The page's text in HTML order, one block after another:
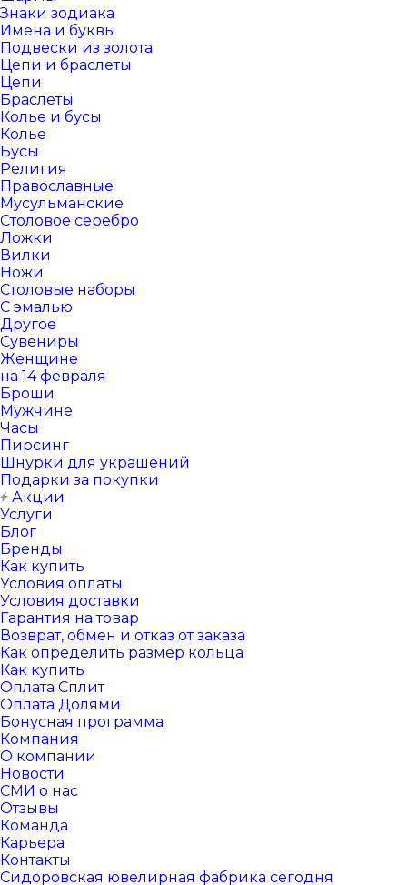
Знаки зодиака
Имена и буквы
Подвески из золота
Цепи и браслеты
Цепи
Браслеты
Колье и бусы
Колье
Бусы
Религия
Православные
Мусульманские
Столовое серебро
Ложки
Вилки
Ножи
Столовые наборы
С эмалью
Другое
Сувениры
Женщине
на 14 февраля
Броши
Мужчине
Часы
Пирсинг
Шнурки для украшений
Подарки за покупки
Акции
Услуги
Блог
Бренды
Как купить
Условия оплаты
Условия доставки
Гарантия на товар
Возврат, обмен и отказ от заказа
Как определить размер кольца
Как купить
Оплата Сплит
Оплата Долями
Бонусная программа
Компания
О компании
Новости
СМИ о нас
Отзывы
Команда
Карьера
Контакты
Сидоровская ювелирная фабрика сегодня